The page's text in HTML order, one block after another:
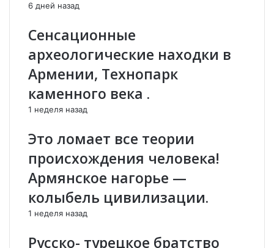
д
и
й
Д
у
в
ж
р
с
т
з
а
и
6 дней назад
Сенсационные
археологические находки в
Армении, Технопарк
каменного века .
1 неделя назад
Это ломает все теории
происхождения человека!
Армянское нагорье —
колыбель цивилизации.
1 неделя назад
Русско- турецкое братство